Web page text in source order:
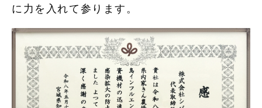
に力を入れて参ります。